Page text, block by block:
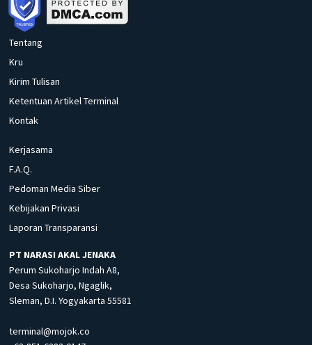
Tentang
Kru
Kirim Tulisan
Ketentuan Artikel Terminal
Kontak
Kerjasama
F.A.Q.
Pedoman Media Siber
Kebijakan Privasi
Laporan Transparansi
PT NARASI AKAL JENAKA
Perum Sukoharjo Indah A8,
Desa Sukoharjo, Ngaglik,
Sleman, D.I. Yogyakarta 55581
terminal@mojok.co